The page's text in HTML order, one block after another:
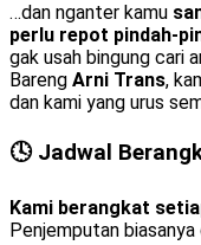
…dan nganter kamu
perlu repot pindah-
gak usah bingung cari
Bareng Arni Trans,
dan kami yang urus
🕓 Jadwal
Kami berangkat
Penjemputan